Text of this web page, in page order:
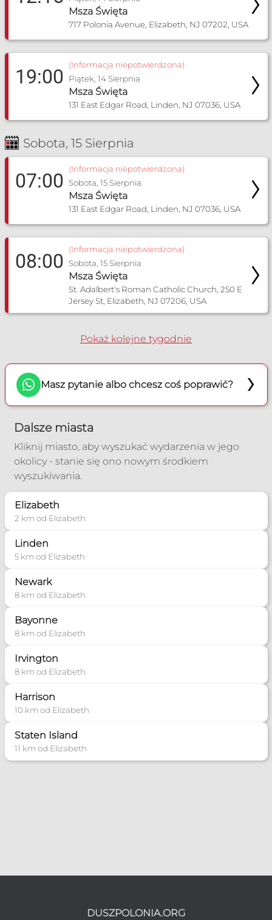
Msza Święta
717 Polonia Avenue, Elizabeth, NJ 07202, USA
19:00
(Informacja niepotwierdzona)
Piątek, 14 Sierpnia
Msza Święta
131 East Edgar Road, Linden, NJ 07036, USA
Sobota, 15 Sierpnia
07:00
(Informacja niepotwierdzona)
Sobota, 15 Sierpnia
Msza Święta
131 East Edgar Road, Linden, NJ 07036, USA
08:00
(Informacja niepotwierdzona)
Sobota, 15 Sierpnia
Msza Święta
St. Adalbert's Roman Catholic Church, 250 E
Jersey St, Elizabeth, NJ 07206, USA
Pokaż kolejne tygodnie
Masz pytanie albo chcesz coś poprawić?
Dalsze miasta
Kliknij miasto, aby wyszukać wydarzenia w jego
okolicy - stanie się ono nowym środkiem
wyszukiwania.
Elizabeth
2 km od Elizabeth
Linden
5 km od Elizabeth
Newark
8 km od Elizabeth
Bayonne
8 km od Elizabeth
Irvington
8 km od Elizabeth
Harrison
10 km od Elizabeth
Staten Island
11 km od Elizabeth
DUSZPOLONIA.ORG